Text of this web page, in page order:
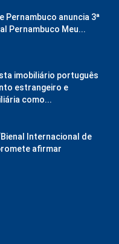
Pernambuco anuncia 3ª
Pernambuco Meu...
imobiliário português
estrangeiro e
como...
Internacional de
afirmar